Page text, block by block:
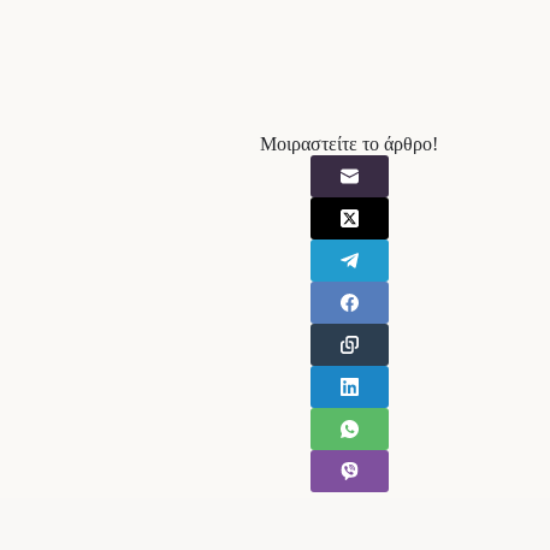
Μοιραστείτε το άρθρο!